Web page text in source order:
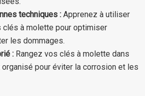
techniques : Apprenez à utiliser
clés à molette pour optimiser
les dommages.
: Rangez vos clés à molette dans
pour éviter la corrosion et les